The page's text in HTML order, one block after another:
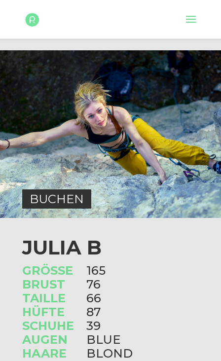
BUCHEN
JULIA B
GRÖSSE
BRUST
TAILLE
HÜFTE
SCHUHE
AUGEN
HAARE
165
76
66
87
39
BLUE
BLOND